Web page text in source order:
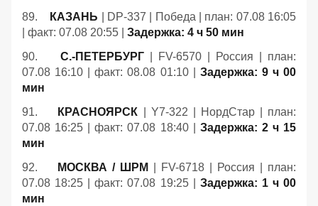
89.
КАЗАНЬ | DP-337 | Победа | план: 07.08 16:05
| факт: 07.08 20:55 | Задержка: 4 ч 50 мин
90. С.-ПЕТЕРБУРГ | FV-6570 | Россия | план:
07.08 16:10 | факт: 08.08 01:10 | Задержка: 9 ч 00
мин
91.
КРАСНОЯРСК | Y7-322 | НордСтар | план:
07.08 16:25 | факт: 07.08 18:40 | Задержка: 2 ч 15
мин
92.
МОСКВА / ШРМ
| FV-6718 | Россия | план:
07.08 18:25 | факт: 07.08 19:25 | Задержка: 1 ч 00
мин